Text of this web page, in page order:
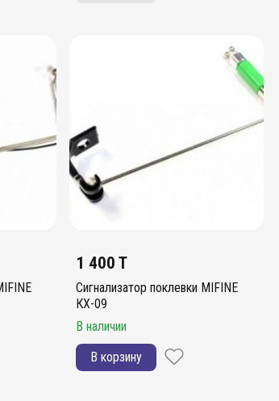
1 400 T
Сигнализатор поклевки MIFINE
КХ-09
В наличии
В корзину